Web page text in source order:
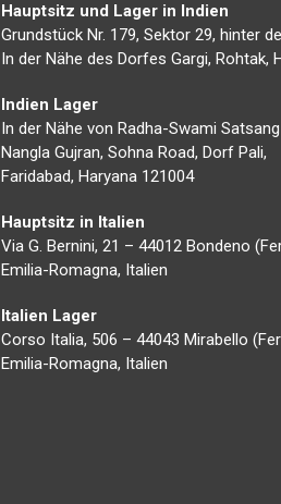
Hauptsitz und Lager in Indien
Grundstück Nr. 179, Sektor 29, hinter
In der Nähe des Dorfes Gargi, Rohtak,
Indien Lager
In der Nähe von Radha-Swami
Nangla Gujran, Sohna Road, Dorf Pali,
Faridabad, Haryana 121004
Hauptsitz in Italien
Via G. Bernini, 21 – 44012 Bondeno
Emilia-Romagna, Italien
Italien Lager
Corso Italia, 506 – 44043 Mirabello
Emilia-Romagna, Italien